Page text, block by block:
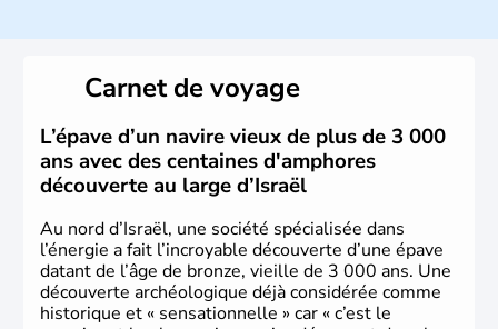
vrai essor économique dans le domaine des nouvelles
Carnet de voyage
L’épave d’un navire vieux de plus de 3 000
ans avec des centaines d'amphores
découverte au large d’Israël
Au nord d’Israël, une société spécialisée dans
l’énergie a fait l’incroyable découverte d’une épave
datant de l’âge de bronze, vieille de 3 000 ans. Une
découverte archéologique déjà considérée comme
historique et « sensationnelle » car « c’est le